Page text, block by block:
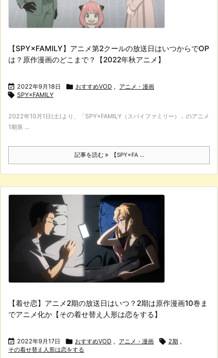
【SPY×FAMILY】アニメ第2クールの放送日はいつからでOP
は？原作漫画のどこまで？【2022年秋アニメ】
 2022年9月18日  おすすめVOD , アニメ・漫画
 SPY×FAMILY
2022年10月1日(土)より、「SPY×FAMILY（スパイファミリー）」のアニメ
1期第 ...
記事を読む 【SPY×FA ...
【着せ恋】アニメ2期の放送日はいつ？2期は原作漫画10巻ま
でアニメ化か【その着せ替え人形は恋をする】
 2022年9月17日  おすすめVOD , アニメ・漫画  2期 ,
その着せ替え人形は恋をする